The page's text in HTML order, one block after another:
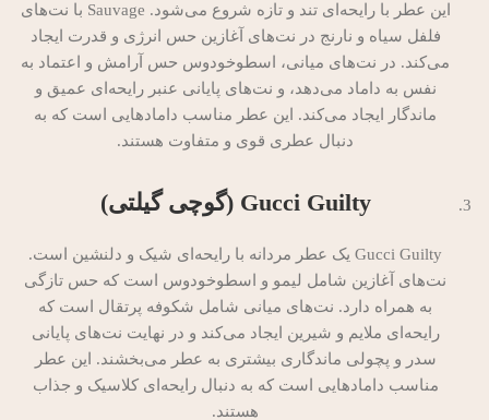
این عطر با رایحه‌ای تند و تازه شروع می‌شود. Sauvage با نت‌های
فلفل سیاه و نارنج در نت‌های آغازین حس انرژی و قدرت ایجاد
می‌کند. در نت‌های میانی، اسطوخودوس حس آرامش و اعتماد به
نفس به داماد می‌دهد، و نت‌های پایانی عنبر رایحه‌ای عمیق و
ماندگار ایجاد می‌کند. این عطر مناسب دامادهایی است که به
دنبال عطری قوی و متفاوت هستند.
Gucci Guilty (گوچی گیلتی)
Gucci Guilty یک عطر مردانه با رایحه‌ای شیک و دلنشین است.
نت‌های آغازین شامل لیمو و اسطوخودوس است که حس تازگی
به همراه دارد. نت‌های میانی شامل شکوفه پرتقال است که
رایحه‌ای ملایم و شیرین ایجاد می‌کند و در نهایت نت‌های پایانی
سدر و پچولی ماندگاری بیشتری به عطر می‌بخشند. این عطر
مناسب دامادهایی است که به دنبال رایحه‌ای کلاسیک و جذاب
هستند.